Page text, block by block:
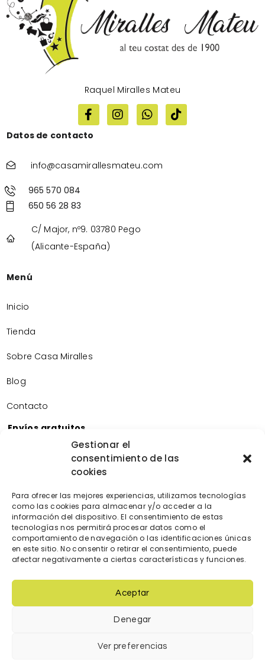
Gestionar el
consentimiento de las
cookies
Para ofrecer las mejores experiencias, utilizamos tecnologías
como las cookies para almacenar y/o acceder a la
información del dispositivo. El consentimiento de estas
tecnologías nos permitirá procesar datos como el
comportamiento de navegación o las identificaciones únicas
en este sitio. No consentir o retirar el consentimiento, puede
afectar negativamente a ciertas características y funciones.
Aceptar
Denegar
Ver preferencias
Raquel Miralles Mateu
Datos de contacto
info@casamirallesmateu.com
965 570 084
650 56 28 83
C/ Major, nº9. 03780 Pego
(Alicante-España)
Menú
Inicio
Tienda
Sobre Casa Miralles
Blog
Contacto
Envíos gratuitos
Envíos gratuitos por la compra de más de 60€.
Devoluciones gratuitas
Devoluciones gratuitas en nuestra tienda física.
Pago seguro
Tarjeta de crédito/débito.
Transferencia bancaria.
Bizum.
© 2023 Diseñada y creada porlocatec.es